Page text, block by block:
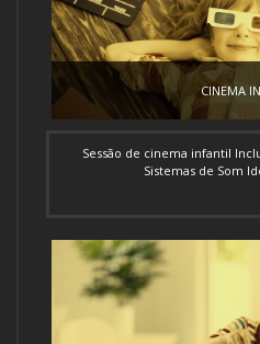
CINEMA
Sessão de cinema infantil
Sistemas de Som